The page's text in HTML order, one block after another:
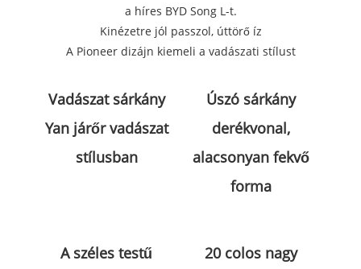
a híres BYD Song L-t.
Kinézetre jól passzol, úttörő íz
A Pioneer dizájn kiemeli a vadászati ​​stílust
Vadászat sárkány
Yan járőr vadászat
stílusban
Úszó sárkány
derékvonal,
alacsonyan fekvő
forma
A széles testű
20 colos nagy